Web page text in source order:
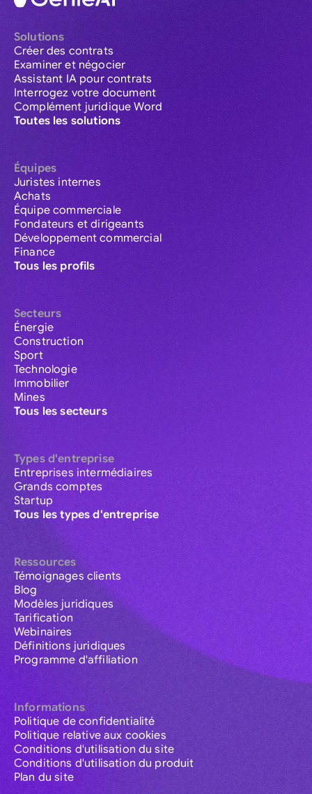
Solutions
Créer des contrats
Examiner et négocier
Assistant IA pour contrats
Interrogez votre document
Complément juridique Word
Toutes les solutions
Équipes
Juristes internes
Achats
Équipe commerciale
Fondateurs et dirigeants
Développement commercial
Finance
Tous les profils
Secteurs
Énergie
Construction
Sport
Technologie
Immobilier
Mines
Tous les secteurs
Types d'entreprise
Entreprises intermédiaires
Grands comptes
Startup
Tous les types d'entreprise
Ressources
Témoignages clients
Blog
Modèles juridiques
Tarification
Webinaires
Définitions juridiques
Programme d'affiliation
Informations
Politique de confidentialité
Politique relative aux cookies
Conditions d'utilisation du site
Conditions d'utilisation du produit
Plan du site